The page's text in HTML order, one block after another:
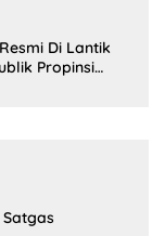
Di Lantik
Propinsi
Satgas